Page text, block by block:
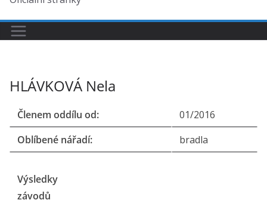
HLÁVKOVÁ Nela
Členem oddílu od:
01/2016
Oblíbené nářadí:
bradla
Výsledky
závodů